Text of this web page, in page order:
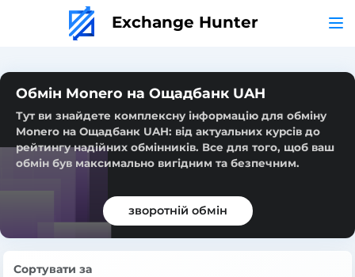
Exchange Hunter
Обмін Monero на Ощадбанк UAH
Тут ви знайдете комплексну інформацію для обміну
Monero на Ощадбанк UAH: від актуальних курсів до
рейтингу надійних обмінників. Все для того, щоб ваш
обмін був максимально вигідним та безпечним.
зворотній обмін
Сортувати за